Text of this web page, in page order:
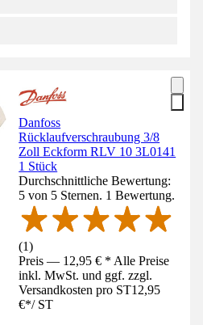
Danfoss
Rücklaufverschraubung 3/8
Zoll Eckform RLV 10 3L0141
1 Stück
Durchschnittliche Bewertung:
5 von 5 Sternen. 1 Bewertung.
(1)
Preis — 12,95 € * Alle Preise
inkl. MwSt. und ggf. zzgl.
Versandkosten pro ST12,95
€*/ ST